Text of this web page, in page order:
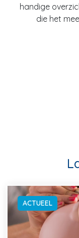
handige
die het
ACTUEEL